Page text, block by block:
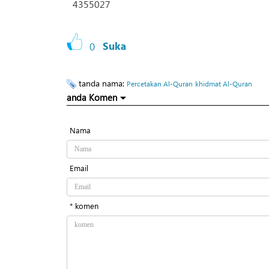
4355027
0 Suka
tanda nama: Percetakan Al-Quran khidmat Al-Quran
anda Komen
Nama
Email
* komen